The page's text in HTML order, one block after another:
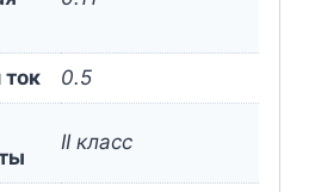
0.5
II класс